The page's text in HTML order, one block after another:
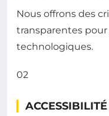
Nous offrons des
transparentes
technologiques.
02